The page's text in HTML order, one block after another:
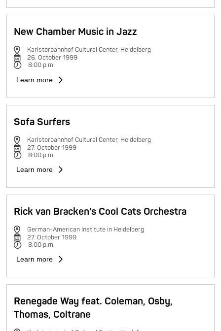
New Chamber Music in Jazz
Karlstorbahnhof Cultural Center, Heidelberg
26. October 1999
8:00 p.m.
Learn more
Sofa Surfers
Karlstorbahnhof Cultural Center, Heidelberg
27. October 1999
8:00 p.m.
Learn more
Rick van Bracken's Cool Cats Orchestra
German-American Institute in Heidelberg
27. October 1999
8:00 p.m.
Learn more
Renegade Way feat. Coleman, Osby,
Thomas, Coltrane